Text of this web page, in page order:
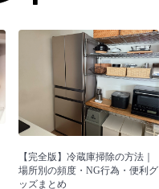
【完全版】冷蔵庫掃除の方法｜
場所別の頻度・NG行為・便利グ
ッズまとめ